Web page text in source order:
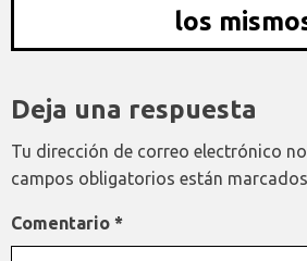
los
Deja una respuesta
Tu dirección de correo electrónico
campos obligatorios están
Comentario *